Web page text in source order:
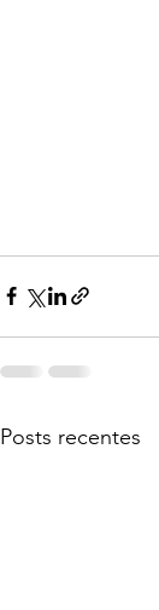
Posts recentes